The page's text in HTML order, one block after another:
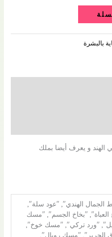
بالبشرة
و يعرف أيضا بملك
الجمال الهندي", "عود سلة",
العباة", "بخاخ الجسم", "مسك
"ورد تركي", "مسك خوخ",
الحرير", "مسك رويال",